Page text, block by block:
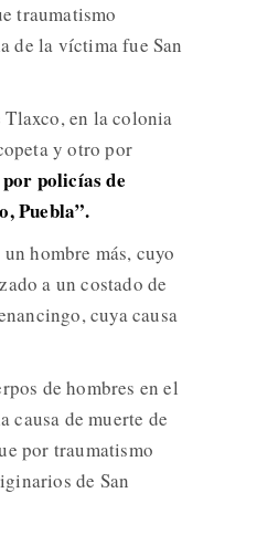
traumatismo
de la víctima fue San
en la colonia
y otro por
policías de
Puebla”.
hombre más, cuyo
a un costado de
cuya causa
de hombres en el
causa de muerte de
por traumatismo
de San